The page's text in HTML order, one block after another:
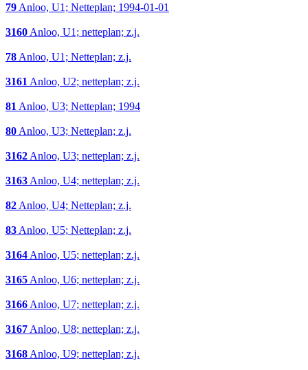
79Anloo, U1; Netteplan; 1994-01-01
3160Anloo, U1; netteplan; z.j.
78Anloo, U1; Netteplan; z.j.
3161Anloo, U2; netteplan; z.j.
81Anloo, U3; Netteplan; 1994
80Anloo, U3; Netteplan; z.j.
3162Anloo, U3; netteplan; z.j.
3163Anloo, U4; netteplan; z.j.
82Anloo, U4; Netteplan; z.j.
83Anloo, U5; Netteplan; z.j.
3164Anloo, U5; netteplan; z.j.
3165Anloo, U6; netteplan; z.j.
3166Anloo, U7; netteplan; z.j.
3167Anloo, U8; netteplan; z.j.
3168Anloo, U9; netteplan; z.j.